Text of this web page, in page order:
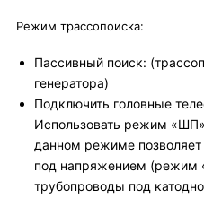
Режим трассопоиска:
Пассивный поиск:
генератора)
Подключить головные
Использовать режим
данном режиме
под напряжением (режим
трубопроводы под